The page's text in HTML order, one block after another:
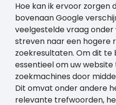
Hoe kan ik ervoor zorgen
bovenaan Google
veelgestelde vraag
streven naar een hogere
zoekresultaten. Om dit te
essentieel om uw
zoekmachines door
Dit omvat onder andere
relevante trefwoorden,